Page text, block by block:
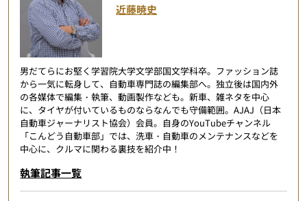
近藤暁史
男だてらにお堅く学習院大学文学部国文学科卒。ファッション誌
から一気に転身して、自動車専門誌の編集部へ。独立後は国内外
の各媒体で編集・執筆、動画製作なども。新車、雑ネタを中心
に、タイヤが付いているものならなんでも守備範囲。AJAJ（日本
自動車ジャーナリスト協会）会員。自身のYouTubeチャンネル
「こんどう自動車部」では、洗車・自動車のメンテナンスなどを
中心に、クルマに関わる裏技を紹介中！
執筆記事一覧